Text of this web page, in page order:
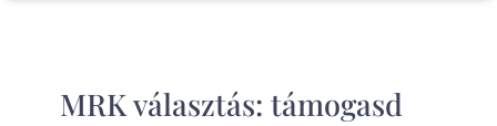
MRK választás: támogasd